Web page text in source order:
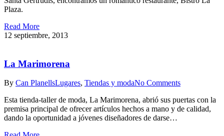
Plaza.
Read More
12 septiembre, 2013
La Marimorena
By Can PlanellsLugares, Tiendas y modaNo Comments
Esta tienda-taller de moda, La Marimorena, abrió sus puertas con la
premisa principal de ofrecer artículos hechos a mano y de calidad,
dando la oportunidad a jóvenes diseñadores de darse…